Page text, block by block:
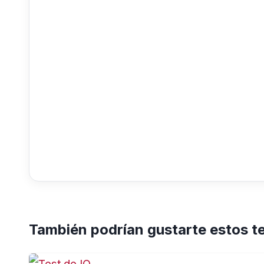
También podrían gustarte estos